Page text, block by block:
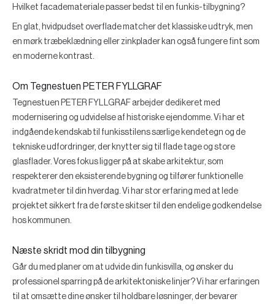
Hvilket facademateriale passer bedst til en funkis-tilbygning?
En glat, hvidpudset overflade matcher det klassiske udtryk, men
en mørk træbeklædning eller zinkplader kan også fungere fint som
en moderne kontrast.
Om Tegnestuen PETER FYLLGRAF
Tegnestuen PETER FYLLGRAF arbejder dedikeret med
modernisering og udvidelse af historiske ejendomme. Vi har et
indgående kendskab til funkisstilens særlige kendetegn og de
tekniske udfordringer, der knytter sig til flade tage og store
glasflader. Vores fokus ligger på at skabe arkitektur, som
respekterer den eksisterende bygning og tilfører funktionelle
kvadratmeter til din hverdag. Vi har stor erfaring med at lede
projektet sikkert fra de første skitser til den endelige godkendelse
hos kommunen.
Næste skridt mod din tilbygning
Går du med planer om at udvide din funkisvilla, og ønsker du
professionel sparring på de arkitektoniske linjer? Vi har erfaringen
til at omsætte dine ønsker til holdbare løsninger, der bevarer